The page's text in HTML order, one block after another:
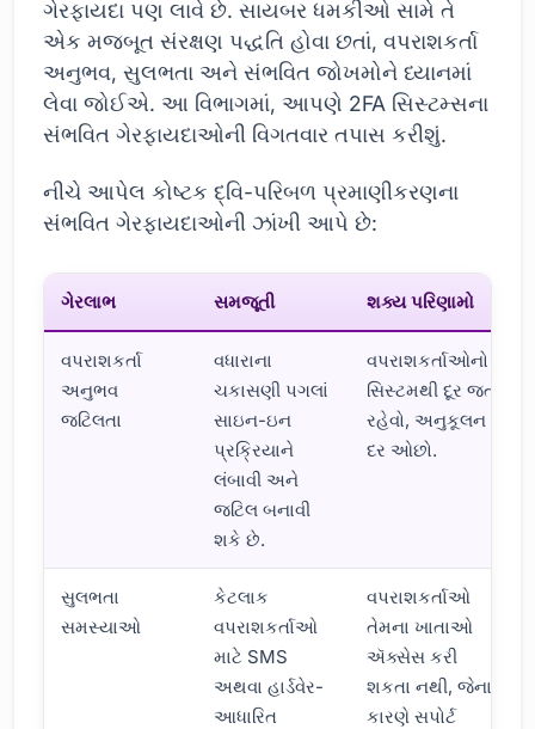
ગેરફાયદા પણ લાવે છે. સાયબર ધમકીઓ સામે તે
એક મજબૂત સંરક્ષણ પદ્ધતિ હોવા છતાં, વપરાશકર્તા
અનુભવ, સુલભતા અને સંભવિત જોખમોને ધ્યાનમાં
લેવા જોઈએ. આ વિભાગમાં, આપણે 2FA સિસ્ટમ્સના
સંભવિત ગેરફાયદાઓની વિગતવાર તપાસ કરીશું.
નીચે આપેલ કોષ્ટક દ્વિ-પરિબળ પ્રમાણીકરણના
સંભવિત ગેરફાયદાઓની ઝાંખી આપે છે:
ગેરલાભ સમજૂતી શક્ય પરિણામો
વપરાશકર્તા
અનુભવ
જટિલતા
વધારાના
ચકાસણી પગલાં
સાઇન-ઇન
પ્રક્રિયાને
લંબાવી અને
જટિલ બનાવી
શકે છે.
વપરાશકર્તાઓનો
સિસ્ટમથી દૂર જતો
રહેવો, અનુકૂલન
દર ઓછો.
સુલભતા
સમસ્યાઓ
કેટલાક
વપરાશકર્તાઓ
માટે SMS
અથવા હાર્ડવેર-
આધારિત
વપરાશકર્તાઓ
તેમના ખાતાઓ
ઍક્સેસ કરી
શકતા નથી, જેના
કારણે સપોર્ટ